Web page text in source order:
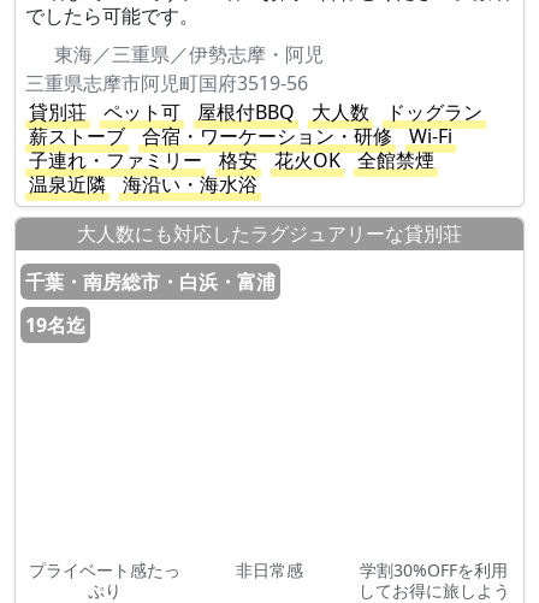
でしたら可能です。
東海／三重県／伊勢志摩・阿児
三重県志摩市阿児町国府3519-56
貸別荘
ペット可 屋根付BBQ 大人数
ドッグラン
薪ストーブ
合宿・ワーケーション・研修
Wi-Fi
子連れ・ファミリー
格安 花火OK
全館禁煙
温泉近隣
海沿い・海水浴
大人数にも対応したラグジュアリーな貸別荘
千葉・南房総市・白浜・富浦
19名迄
プライベート感たっ
ぷり
非日常感
学割30%OFFを利用
してお得に旅しよう